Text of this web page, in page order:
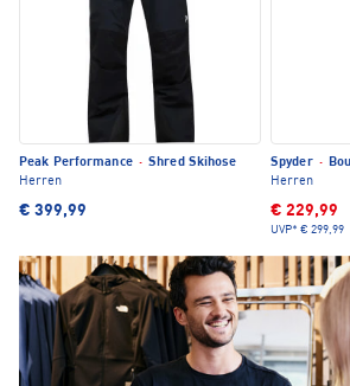
Peak Performance · Shred Skihose
Herren
€ 399,99
Spyder ·
Herren
€ 229,99
UVP* € 299,99